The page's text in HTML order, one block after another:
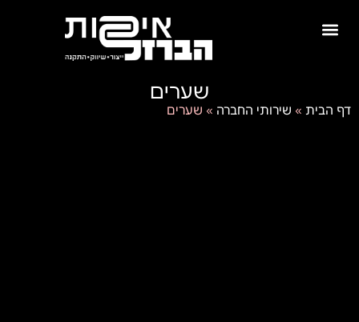
שערים
דף הבית » שירותי החברה » שערים